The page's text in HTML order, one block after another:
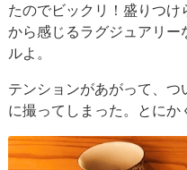
たのでビックリ！盛りつ
から感じるラグジュアリー
ルよ。
テンションがあがって、
に撮ってしまった。とにか